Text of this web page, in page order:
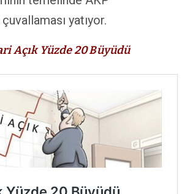
yatıyor.
Açık Yüzde 20 Büyüdü